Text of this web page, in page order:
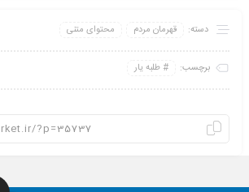
دسته: قهرمان مردم محتوای متنی
برچسب: طلبه یار